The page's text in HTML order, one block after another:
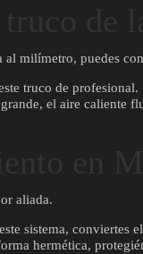
milímetro, puedes
truco de
el aire caliente
aliada.
sistema, conviertes
hermética,